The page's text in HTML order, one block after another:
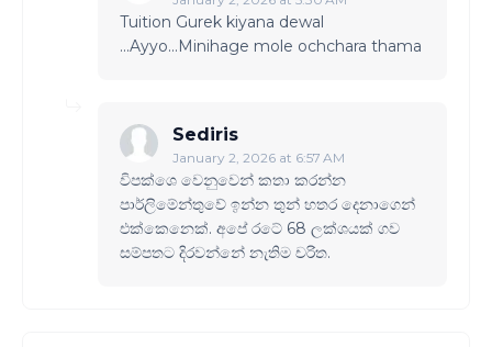
Tuition Gurek kiyana dewal
...Ayyo...Minihage mole ochchara thama
Sediris
January 2, 2026 at 6:57 AM
විපක්ශෙ වෙනුවෙන් කතා කරන්න
පාර්ලිමේන්තුවේ ඉන්න තුන් හතර දෙනාගෙන්
එක්කෙනෙක්. අපේ රටේ 68 ලක්ශයක් ගව
සම්පතට දිරවන්නේ නැතිම චරිත.